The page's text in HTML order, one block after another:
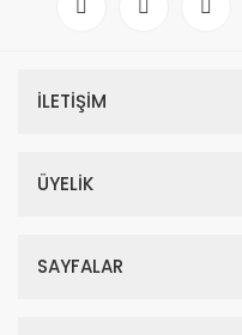
İLETİŞİM
ÜYELİK
SAYFALAR